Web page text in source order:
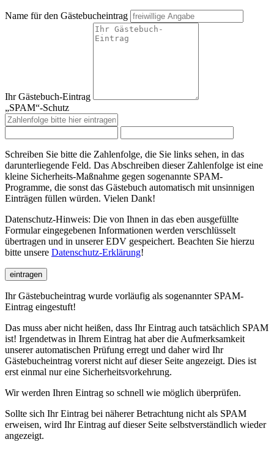
Name für den Gästebucheintrag
Ihr Gästebuch-Eintrag
„SPAM“-Schutz
Schreiben Sie bitte die Zahlenfolge, die Sie links sehen, in das
darunterliegende Feld. Das Abschreiben dieser Zahlenfolge ist eine
kleine Sicherheits-Maßnahme gegen sogenannte SPAM-
Programme, die sonst das Gästebuch automatisch mit unsinnigen
Einträgen füllen würden. Vielen Dank!
Datenschutz-Hinweis: Die von Ihnen in das eben ausgefüllte
Formular eingegebenen Informationen werden verschlüsselt
übertragen und in unserer EDV gespeichert. Beachten Sie hierzu
bitte unsere Datenschutz-Erklärung!
eintragen
Ihr Gästebucheintrag wurde vorläufig als sogenannter SPAM-
Eintrag eingestuft!
Das muss aber nicht heißen, dass Ihr Eintrag auch tatsächlich SPAM
ist! Irgendetwas in Ihrem Eintrag hat aber die Aufmerksamkeit
unserer automatischen Prüfung erregt und daher wird Ihr
Gästebucheintrag vorerst nicht auf dieser Seite angezeigt. Dies ist
erst einmal nur eine Sicherheitsvorkehrung.
Wir werden Ihren Eintrag so schnell wie möglich überprüfen.
Sollte sich Ihr Eintrag bei näherer Betrachtung nicht als SPAM
erweisen, wird Ihr Eintrag auf dieser Seite selbstverständlich wieder
angezeigt.